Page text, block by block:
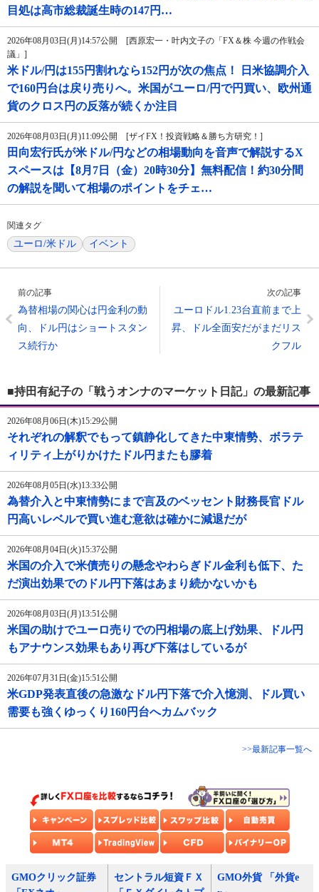
目処は高市総裁誕生時の147円…
2026年08月03日(月)14:57公開 [西原宏一・叶内文子の「FX＆株 今週の作戦会
議」]
米ドル/円は155円割れなら152円が次の焦点！ 日米協調介入
で160円台は戻り売りへ。米国がユーロ/円で円買い、欧州通
貨のクロス円の反落が続くか注目
2026年08月03日(月)11:09公開 [ザイFX！投資戦略＆勝ち方研究！]
田向宏行氏が米ドル/円などの相場動向を音声で解説するX
スペースは【8月7日（金）20時30分】無料配信！約30分間
の解説を聞いて相場のポイントをチェ…
関連タグ
ユーロ/米ドル イベント
前の記事
為替相場の関心は円金利の動
向、ドル円はショートスタン
ス続行か
次の記事
ユーロドル1.23台直前まで上
昇、ドル全面安だがまだリス
クフル
■持田有紀子の「戦うオンナのマーケット日記」の最新記事
2026年08月06日(木)15:29公開
それぞれの解釈でもって鎮静化してきた中東情勢、ボラテ
ィリティ上がりかけたドル円またも膠着
2026年08月05日(水)13:33公開
為替介入と中東情勢にまで言及のベッセント財務長官ドル
円高いレベルで買い進む意欲は確かに減退だが
2026年08月04日(火)15:37公開
米国の介入で米債売りの懸念やわらぎドル金利も低下、た
だ演出効果でのドル円下落はあまり続かないかも
2026年08月03日(月)13:51公開
米国の助けでユーロ売りでの円相場の底上げ効果、ドル円
もアナウンス効果もあり再び下落はしているが
2026年07月31日(金)15:51公開
米GDP発表直後の急激なドル円下落で介入憶測、ドル買い
需要も強くゆっくり160円台へカムバック
>>最新記事一覧へ
GMOクリック証券
セントラル短資ＦＸ
GMO外貨 「外貨e